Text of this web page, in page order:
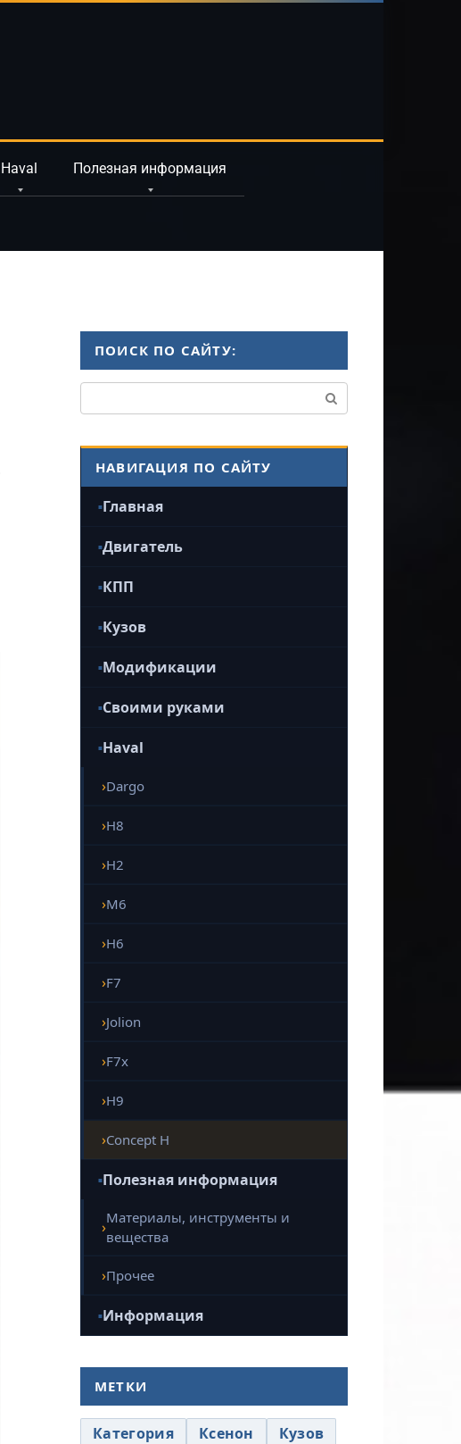
Haval Полезная информация
ПОИСК ПО САЙТУ:
НАВИГАЦИЯ ПО САЙТУ
Главная
Двигатель
КПП
Кузов
Модификации
Своими руками
Haval
Dargo
H8
H2
M6
H6
F7
Jolion
F7x
H9
Concept H
Полезная информация
Материалы, инструменты и
вещества
Прочее
Информация
МЕТКИ
Категория Ксенон
Кузов